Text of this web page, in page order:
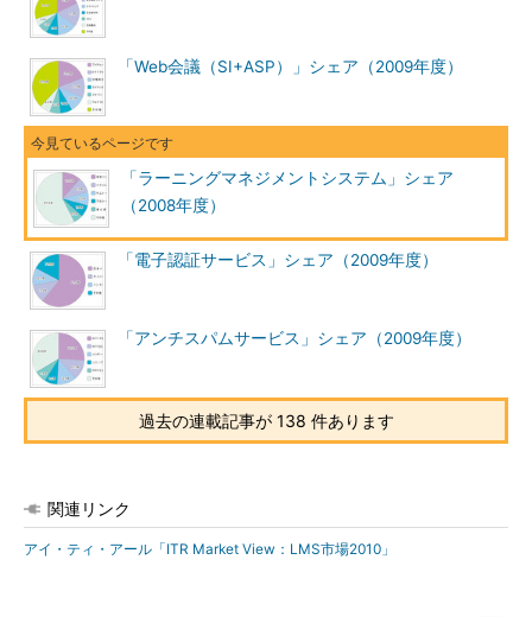
「Web会議（SI+ASP）」シェア（2009年度）
「ラーニングマネジメントシステム」シェア
（2008年度）
「電子認証サービス」シェア（2009年度）
「アンチスパムサービス」シェア（2009年度）
過去の連載記事が 138 件あります
関連リンク
アイ・ティ・アール「ITR Market View：LMS市場2010」